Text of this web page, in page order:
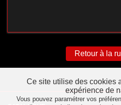
Retour à la
Ce site utilise des cookies
expérience de
Vous pouvez paramétrer vos